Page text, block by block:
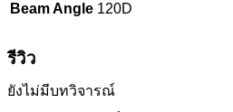
Beam Angle 120D
รีวิว
ยังไม่มีบทวิจารณ์